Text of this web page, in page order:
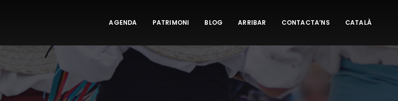
AGENDA PATRIMONI BLOG ARRIBAR CONTACTA’NS CATALÀ